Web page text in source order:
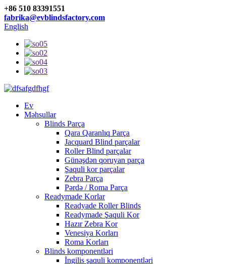
+86 510 83391551
fabrika@evblindsfactory.com
English
Ev
Məhsullar
Blinds Parça
Qara Qaranlıq Parça
Jacquard Blind parçalar
Roller Blind parçalar
Günəşdən qoruyan parça
Şaquli kor parçalar
Zebra Parça
Pərdə / Roma Parça
Readymade Korlar
Readyade Roller Blinds
Readymade Şaquli Kor
Hazır Zebra Kor
Venesiya Korları
Roma Korları
Blinds komponentləri
İngilis şaquli komponentləri